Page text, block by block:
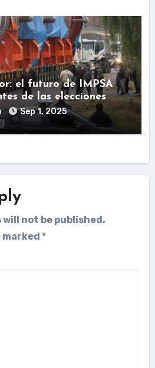
el futuro de IMPSA
de las elecciones
Sep 1, 2025
will not be published.
marked*